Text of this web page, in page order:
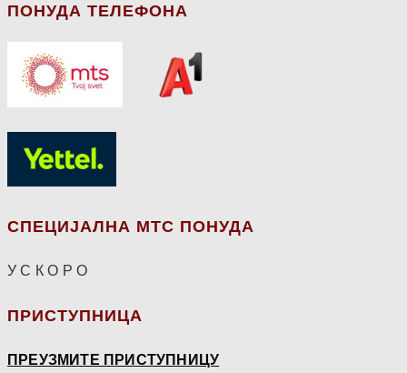
ПОНУДА ТЕЛЕФОНА
СПЕЦИЈАЛНА МТС ПОНУДА
У С К О Р О
ПРИСТУПНИЦА
ПРЕУЗМИТЕ ПРИСТУПНИЦУ